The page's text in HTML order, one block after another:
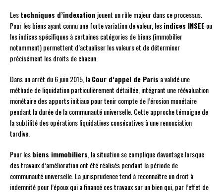
Lestechniques d’indexation jouent un rôle majeur dans ce processus.
Pour les biens ayant connu une forte variation de valeur, lesindices INSEE ou
les indices spécifiques à certaines catégories de biens (immobilier
notamment) permettent d’actualiser les valeurs et de déterminer
précisément les droits de chacun.
Dans un arrêt du 6 juin 2015, laCour d’appel de Paris a validé une
méthode de liquidation particulièrement détaillée, intégrant une réévaluation
monétaire des apports initiaux pour tenir compte de l’érosion monétaire
pendant la durée de la communauté universelle. Cette approche témoigne de
la subtilité des opérations liquidatives consécutives à une renonciation
tardive.
Pour lesbiens immobiliers , la situation se complique davantage lorsque
des travaux d’amélioration ont été réalisés pendant la période de
communauté universelle. La jurisprudence tend à reconnaître un droit à
indemnité pour l’époux qui a financé ces travaux sur un bien qui, par l’effet de